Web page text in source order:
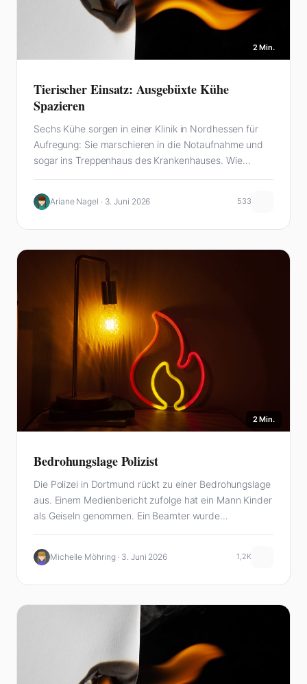
2 Min.
Tierischer Einsatz: Ausgebüxte Kühe
Spazieren
Sechs Kühe sorgen in einer Klinik in Nordhessen für
Aufregung: Sie marschieren in die Notaufnahme und
sogar ins Treppenhaus des Krankenhauses. Wie…
Ariane Nagel · 3. Juni 2026 533
2 Min.
Bedrohungslage Polizist
Die Polizei in Dortmund rückt zu einer Bedrohungslage
aus. Einem Medienbericht zufolge hat ein Mann Kinder
als Geiseln genommen. Ein Beamter wurde…
Michelle Möhring · 3. Juni 2026 1,2K